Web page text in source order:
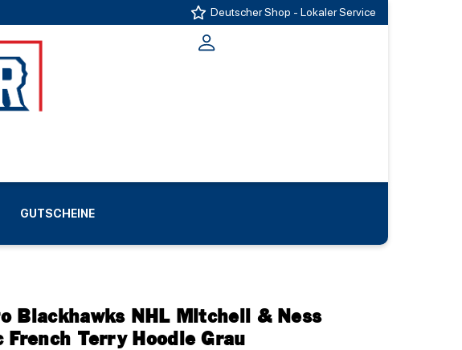
Deutscher Shop - Lokaler Service
GUTSCHEINE
Blackhawks NHL Mitchell & Ness
French Terry Hoodie Grau